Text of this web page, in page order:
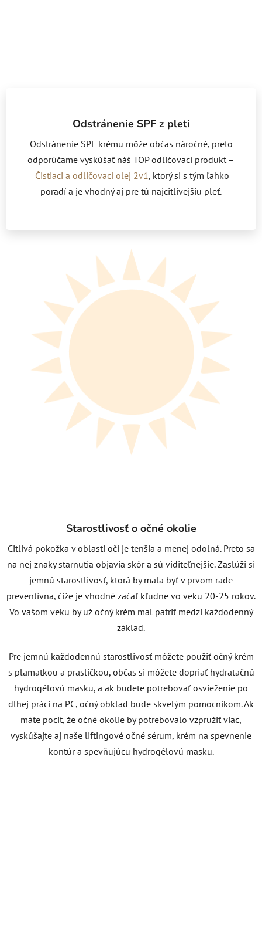
Odstránenie SPF z pleti
Odstránenie SPF krému môže občas náročné, preto
odporúčame vyskúšať náš TOP odličovací produkt –
Čistiaci a odličovací olej 2v1 , ktorý si s tým ľahko
poradí a je vhodný aj pre tú najcitlivejšiu pleť.
Starostlivosť o očné okolie
Citlivá pokožka v oblasti očí je tenšia a menej odolná. Preto sa
na nej znaky starnutia objavia skôr a sú viditeľnejšie. Zaslúži si
jemnú starostlivosť, ktorá by mala byť v prvom rade
preventívna, čiže je vhodné začať kľudne vo veku 20-25 rokov.
Vo vašom veku by už očný krém mal patriť medzi každodenný
základ.
Pre jemnú každodennú starostlivosť môžete použiť očný krém
s plamatkou a prasličkou, občas si môžete dopriať hydratačnú
hydrogélovú masku, a ak budete potrebovať osvieženie po
dlhej práci na PC, očný obklad bude skvelým pomocníkom. Ak
máte pocit, že očné okolie by potrebovalo vzpružiť viac,
vyskúšajte aj naše liftingové očné sérum, krém na spevnenie
kontúr a spevňujúcu hydrogélovú masku.